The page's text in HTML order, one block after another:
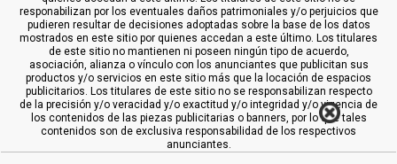
responabilizan por los eventuales daños patrimoniales y/o perjuicios que
pudieren resultar de decisiones adoptadas sobre la base de los datos
mostrados en este sitio por quienes accedan a este último. Los titulares
de este sitio no mantienen ni poseen ningún tipo de acuerdo,
asociación, alianza o vínculo con los anunciantes que publicitan sus
productos y/o servicios en este sitio más que la locación de espacios
publicitarios. Los titulares de este sitio no se responsabilizan respecto
de la precisión y/o veracidad y/o exactitud y/o integridad y/o vigencia de
los contenidos de las piezas publicitarias o banners, por lo que tales
contenidos son de exclusiva responsabilidad de los respectivos
anunciantes.